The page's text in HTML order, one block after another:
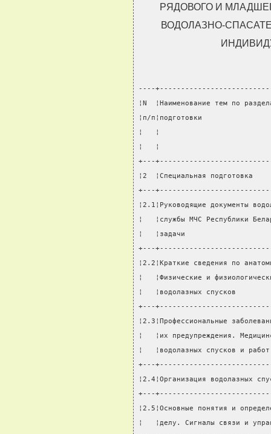
РЯДОВОГО И
ВОДОЛАЗНО-
----
¦N  ¦Наименование тем по
¦п/п¦подготовки
¦   ¦
¦   ¦
+---
¦2  ¦Специальная
+---
¦2.1¦Руководящие документы
¦   ¦службы МЧС Республики
¦   ¦задачи
+---
¦2.2¦Краткие сведения по
¦   ¦Физические и
¦   ¦водолазных
+---
¦2.3¦Профессиональные
¦   ¦их предупреждения.
¦   ¦водолазных спусков
+---
¦2.4¦Организация
+---
¦2.5¦Основные понятия и
¦   ¦делу. Сигналы связи и